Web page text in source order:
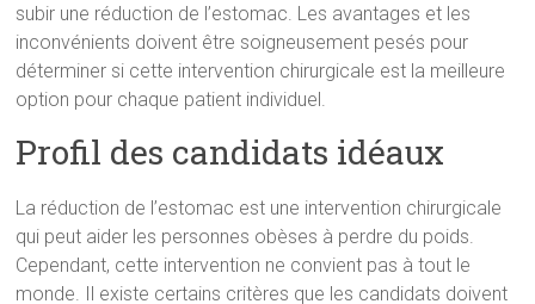
subir une réduction de l’estomac. Les avantages et les
inconvénients doivent être soigneusement pesés pour
déterminer si cette intervention chirurgicale est la meilleure
option pour chaque patient individuel.
Profil des candidats idéaux
La réduction de l’estomac est une intervention chirurgicale
qui peut aider les personnes obèses à perdre du poids.
Cependant, cette intervention ne convient pas à tout le
monde. Il existe certains critères que les candidats doivent